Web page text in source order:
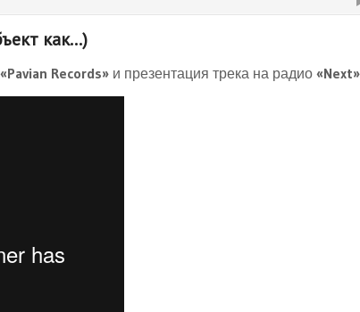
как…)
«Pavian Records» и презентация трека на радио «Next»